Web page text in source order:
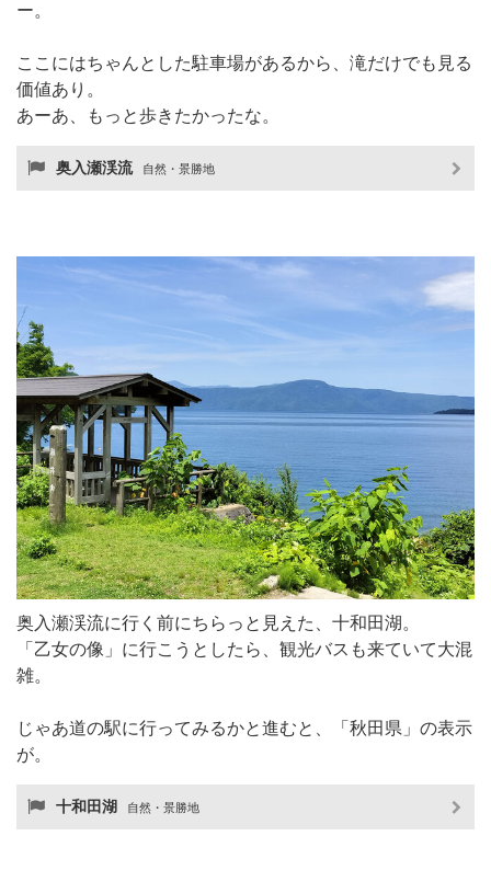
ー。
ここにはちゃんとした駐車場があるから、滝だけでも見る
価値あり。
あーあ、もっと歩きたかったな。
奥入瀬渓流 自然・景勝地
奥入瀬渓流に行く前にちらっと見えた、十和田湖。
「乙女の像」に行こうとしたら、観光バスも来ていて大混
雑。
じゃあ道の駅に行ってみるかと進むと、「秋田県」の表示
が。
十和田湖 自然・景勝地